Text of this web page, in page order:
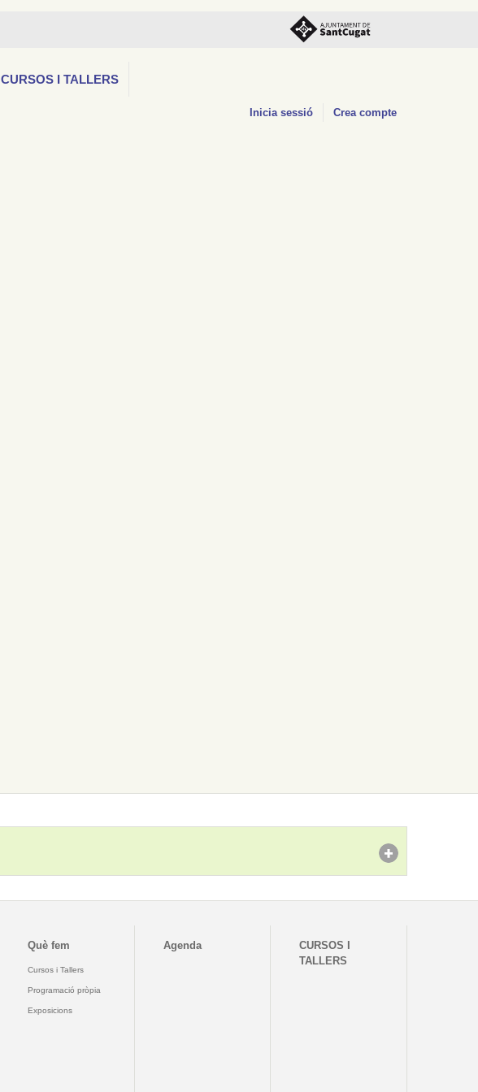
CURSOS I TALLERS
Inicia sessió Crea compte
Què fem
Cursos i Tallers
Programació pròpia
Exposicions
Agenda
CURSOS I
TALLERS